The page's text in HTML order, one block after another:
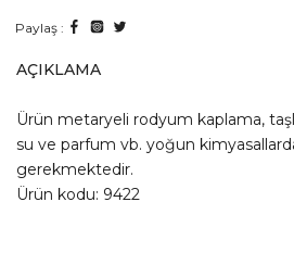
Paylaş :
AÇIKLAMA
Ürün metaryeli rodyum kaplama,
su ve parfum vb. yoğun
gerekmektedir.
Ürün kodu: 9422